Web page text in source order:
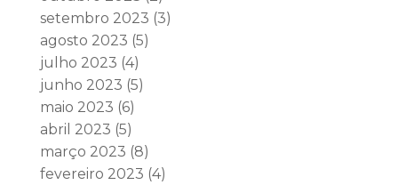
setembro 2023 (3)
agosto 2023 (5)
julho 2023 (4)
junho 2023 (5)
maio 2023 (6)
abril 2023 (5)
março 2023 (8)
fevereiro 2023 (4)